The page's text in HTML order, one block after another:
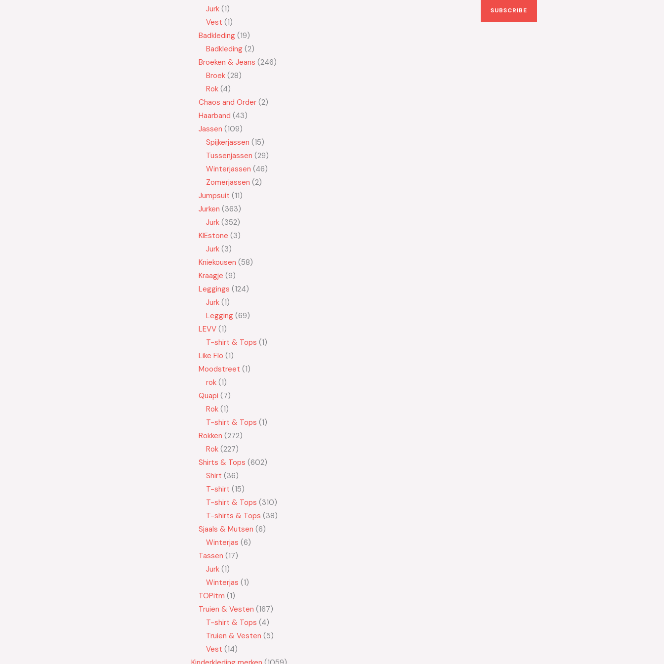
Jurk 1
Vest 1
Badkleding 19
Badkleding 2
Broeken & Jeans 246
Broek 28
Rok 4
Chaos and Order 2
Haarband 43
Jassen 109
Spijkerjassen 15
Tussenjassen 29
Winterjassen 46
Zomerjassen 2
Jumpsuit 11
Jurken 363
Jurk 352
KIEstone 3
Jurk 3
Kniekousen 58
Kraagje 9
Leggings 124
Jurk 1
Legging 69
LEVV 1
T-shirt & Tops 1
Like Flo 1
Moodstreet 1
rok 1
Quapi 7
Rok 1
T-shirt & Tops 1
Rokken 272
Rok 227
Shirts & Tops 602
Shirt 36
T-shirt 15
T-shirt & Tops 310
T-shirts & Tops 38
Sjaals & Mutsen 6
Winterjas 6
Tassen 17
Jurk 1
Winterjas 1
TOPitm 1
Truien & Vesten 167
T-shirt & Tops 4
Truien & Vesten 5
Vest 14
SUBSCRIBE